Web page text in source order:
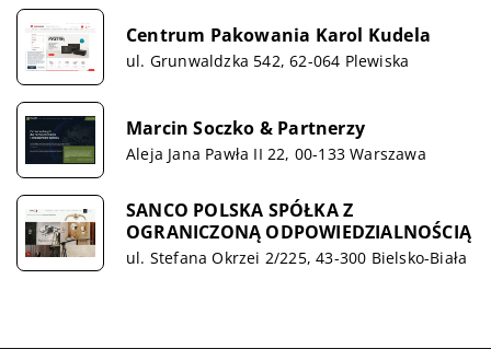
Centrum Pakowania Karol Kudela
ul. Grunwaldzka 542, 62-064 Plewiska
Marcin Soczko & Partnerzy
Aleja Jana Pawła II 22, 00-133 Warszawa
SANCO POLSKA SPÓŁKA Z
OGRANICZONĄ ODPOWIEDZIALNOŚCIĄ
ul. Stefana Okrzei 2/225, 43-300 Bielsko-Biała